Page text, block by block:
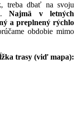
, treba dbať na svoju
Najmä v letných
a preplnený rýchlo
obdobie mimo
trasy (viď mapa):